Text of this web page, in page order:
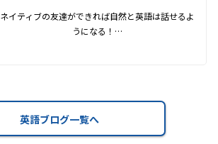
ネイティブの友達ができれば自然と英語は話せるよ
うになる！…
英語ブログ一覧へ